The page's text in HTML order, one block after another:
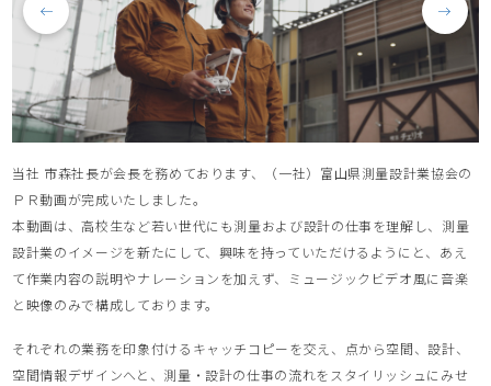
当社 市森社長が会長を務めております、（一社）富山県測量設計業協会の
ＰＲ動画が完成いたしました。
本動画は、高校生など若い世代にも測量および設計の仕事を理解し、測量
設計業のイメージを新たにして、興味を持っていただけるようにと、あえ
て作業内容の説明やナレーションを加えず、ミュージックビデオ風に音楽
と映像のみで構成しております。
それぞれの業務を印象付けるキャッチコピーを交え、点から空間、設計、
空間情報デザインへと、測量・設計の仕事の流れをスタイリッシュにみせ